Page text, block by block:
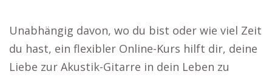
Unabhängig davon, wo du bist oder wie viel Zeit
du hast, ein flexibler Online-Kurs hilft dir, deine
Liebe zur Akustik-Gitarre in dein Leben zu